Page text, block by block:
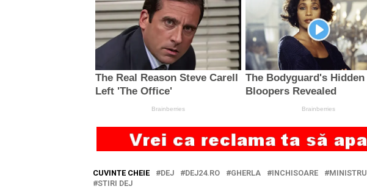
CUVINTE CHEIE DEJ DEJ24.RO GHERLA INCHISOARE MINISTRU
STIRI DEJ